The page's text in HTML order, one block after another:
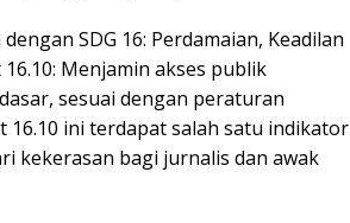
SDG 16: Perdamaian, Keadilan
Menjamin akses publik
sesuai dengan peraturan
16.10 ini terdapat salah satu indikator
kekerasan bagi jurnalis dan awak